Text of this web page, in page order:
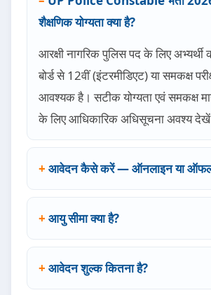
शैक्षणिक योग्यता क्या है?
आरक्षी नागरिक पुलिस पद के लिए अभ्यर्थी
बोर्ड से 12वीं (इंटरमीडिएट) या समकक्ष
आवश्यक है। सटीक योग्यता एवं समकक्ष
के लिए आधिकारिक अधिसूचना अवश्य
आवेदन कैसे करें — ऑनलाइन या
आयु सीमा क्या है?
आवेदन शुल्क कितना है?